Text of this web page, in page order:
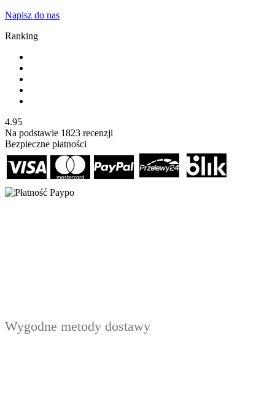
Napisz do nas
Ranking
4.95
Na podstawie 1823 recenzji
Bezpieczne płatności
Wygodne metody dostawy